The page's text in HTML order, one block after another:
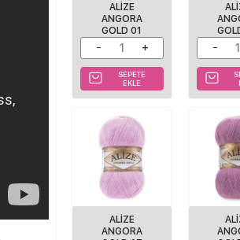
ALIZE
ANGORA
GOLD 01
SEPETE
EKLE
ALIZE
ANGORA